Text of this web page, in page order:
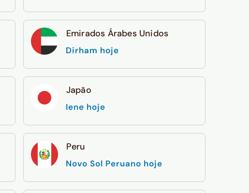
Emirados Árabes Unidos
Dirham hoje
Japão
Iene hoje
Peru
Novo Sol Peruano hoje